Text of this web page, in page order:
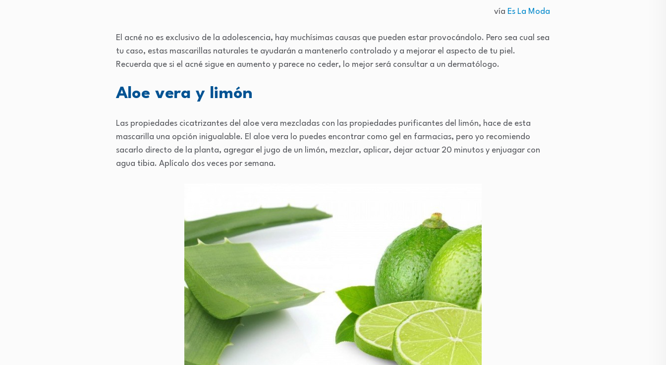
vía Es La Moda
El acné no es exclusivo de la adolescencia, hay muchísimas causas que pueden estar provocándolo. Pero sea cual sea
tu caso, estas mascarillas naturales te ayudarán a mantenerlo controlado y a mejorar el aspecto de tu piel.
Recuerda que si el acné sigue en aumento y parece no ceder, lo mejor será consultar a un dermatólogo.
Aloe vera y limón
Las propiedades cicatrizantes del aloe vera mezcladas con las propiedades purificantes del limón, hace de esta
mascarilla una opción inigualable. El aloe vera lo puedes encontrar como gel en farmacias, pero yo recomiendo
sacarlo directo de la planta, agregar el jugo de un limón, mezclar, aplicar, dejar actuar 20 minutos y enjuagar con
agua tibia. Aplícalo dos veces por semana.